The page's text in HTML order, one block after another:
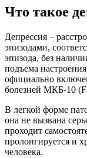
Что такое
Депрессия –
эпизодами,
эпизода, без
подъема
официально
болезней МКБ-10
В легкой форме
она не вызвана
проходит
пролонгируется и
человека.